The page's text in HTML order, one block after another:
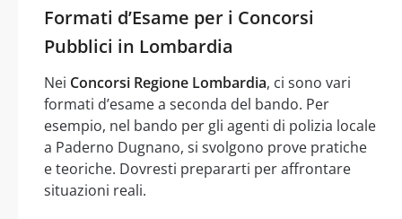
Formati d’Esame per i Concorsi
Pubblici in Lombardia
Nei Concorsi Regione Lombardia, ci sono vari
formati d’esame a seconda del bando. Per
esempio, nel bando per gli agenti di polizia locale
a Paderno Dugnano, si svolgono prove pratiche
e teoriche. Dovresti prepararti per affrontare
situazioni reali.